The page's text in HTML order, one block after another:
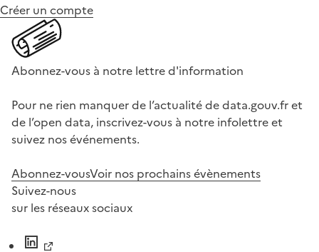
Créer un compte
Abonnez-vous à notre lettre d'information
Pour ne rien manquer de l’actualité de data.gouv.fr et
de l’open data, inscrivez-vous à notre infolettre et
suivez nos événements.
Abonnez-vousVoir nos prochains évènements
Suivez-nous
sur les réseaux sociaux